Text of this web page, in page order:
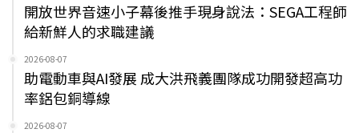
開放世界音速小子幕後推手現身說法：SEGA工程師
給新鮮人的求職建議
2026-08-07
助電動車與AI發展 成大洪飛義團隊成功開發超高功
率鋁包銅導線
2026-08-07